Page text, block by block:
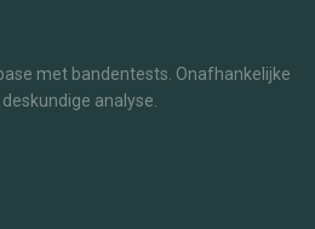
met bandentests. Onafhankelijke
analyse.